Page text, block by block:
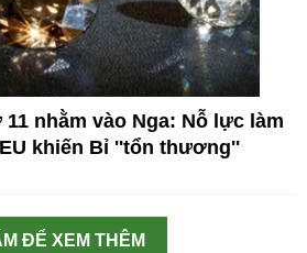
nhằm vào Nga: Nỗ lực làm
khiến Bỉ ''tổn thương''
ĐỂ XEM THÊM